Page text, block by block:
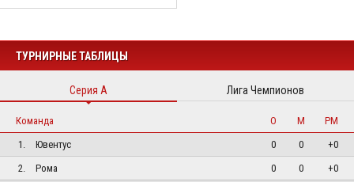
ТУРНИРНЫЕ ТАБЛИЦЫ
Серия А Лига Чемпионов
Команда О М
РМ
1.
Ювентус 0 0
+0
2.
Рома 0 0
+0